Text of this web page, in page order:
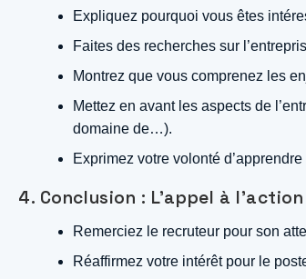
Expliquez pourquoi vous êtes
Faites des recherches sur
Montrez que vous comprenez les
Mettez en avant les aspects de
domaine de…).
Exprimez votre volonté
4. Conclusion : L’appel à l’action
Remerciez le recruteur pour son
Réaffirmez votre intérêt pour le